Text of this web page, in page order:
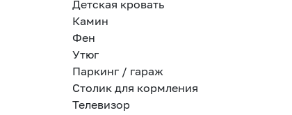
Детская кровать
Камин
Фен
Утюг
Паркинг / гараж
Столик для кормления
Телевизор